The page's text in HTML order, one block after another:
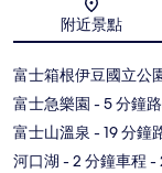
附近景點
富士箱根伊豆國立公
富士急樂園 - 5 分鐘
富士山溫泉 - 19 分鐘
河口湖 - 2 分鐘車程 -